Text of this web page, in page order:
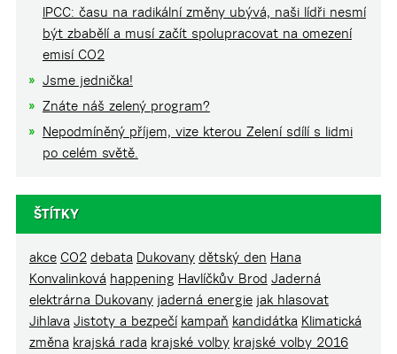
IPCC: času na radikální změny ubývá, naši lídři nesmí
být zbabělí a musí začít spolupracovat na omezení
emisí CO2
Jsme jednička!
Znáte náš zelený program?
Nepodmíněný příjem, vize kterou Zelení sdílí s lidmi
po celém světě.
ŠTÍTKY
akce CO2 debata Dukovany dětský den Hana
Konvalinková happening Havlíčkův Brod Jaderná
elektrárna Dukovany jaderná energie jak hlasovat
Jihlava Jistoty a bezpečí kampaň kandidátka Klimatická
změna krajská rada krajské volby krajské volby 2016